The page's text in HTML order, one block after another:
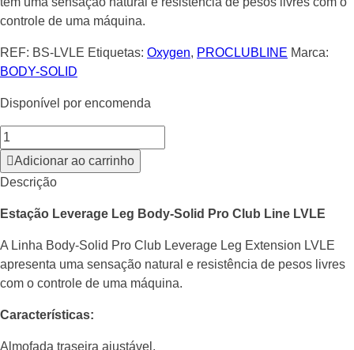
controle de uma máquina.
REF: BS-LVLE Etiquetas: Oxygen, PROCLUBLINE Marca:
BODY-SOLID
Disponível por encomenda
Adicionar ao carrinho
Descrição
Estação Leverage Leg Body-Solid Pro Club Line LVLE
A Linha Body-Solid Pro Club Leverage Leg Extension LVLE
apresenta uma sensação natural e resistência de pesos livres
com o controle de uma máquina.
Características:
Almofada traseira ajustável.